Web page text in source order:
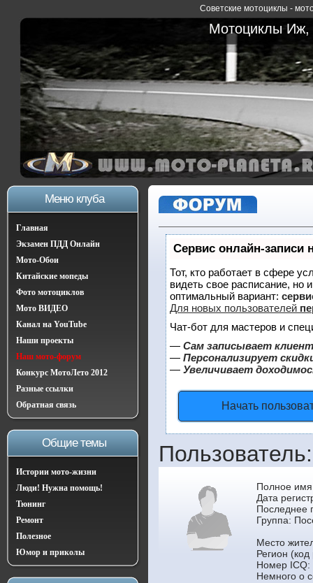
Советские мотоциклы -
Мотоциклы Иж,
Меню клуба
Главная
Экзамен ПДД Онлайн
Мото-Обои
Китайские мопеды
Фото мотоциклов
Мото ВИДЕО
Канал на YouTube
Наши проекты
Наш мото-форум
Конкурс МотоЛето 2012
Разные ссылки
Обратная связь
Общие темы
Истории мото-жизни
Люди! Нужна помощь!
Тюнинг
Ремонт
Полезное
Юмор и приколы
Сервис онлайн-записи
Тот, кто работает в сфере
видеть свое расписание,
оптимальный вариант:
Для новых пользователей
Чат-бот для мастеров и
— Сам записывает
— Персонализирует
— Увеличивает
Начать
Полное
Дата
Последнее
Группа:
Место
Регион (код
Номер ICQ:
Немного о